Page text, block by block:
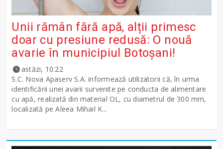
Unii rămân fără apă, alții primesc
doar cu presiune redusă: O nouă
avarie în municipiul Botoșani!
astăzi, 10:22
S.C. Nova Apaserv S.A. informează utilizatorii că, în urma
identificării unei avarii survenite pe conducta de alimentare
cu apă, realizată din material OL, cu diametrul de 300 mm,
localizată pe Aleea Mihail K...